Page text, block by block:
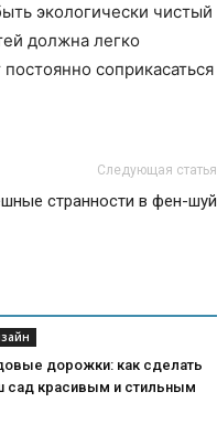
экологически чистый
должна легко
соприкасаться
Следующая статья
странности в фен-шуй
дорожки: как сделать
сад красивым и стильным